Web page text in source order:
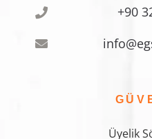
+90
Üyelik